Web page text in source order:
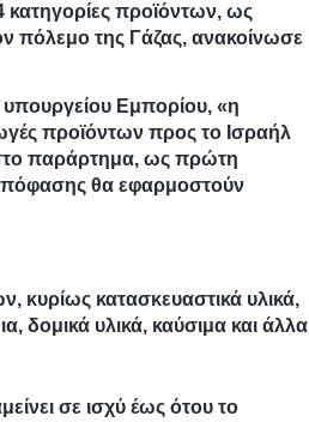
προϊόντων, ως
πόλεμο της Γάζας, ανακοίνωσε
Εμπορίου, «η
προϊόντων προς το Ισραήλ
παράρτημα, ως πρώτη
θα εφαρμοστούν
κυρίως κατασκευαστικά υλικά,
δομικά υλικά, καύσιμα και άλλα
σε ισχύ έως ότου το